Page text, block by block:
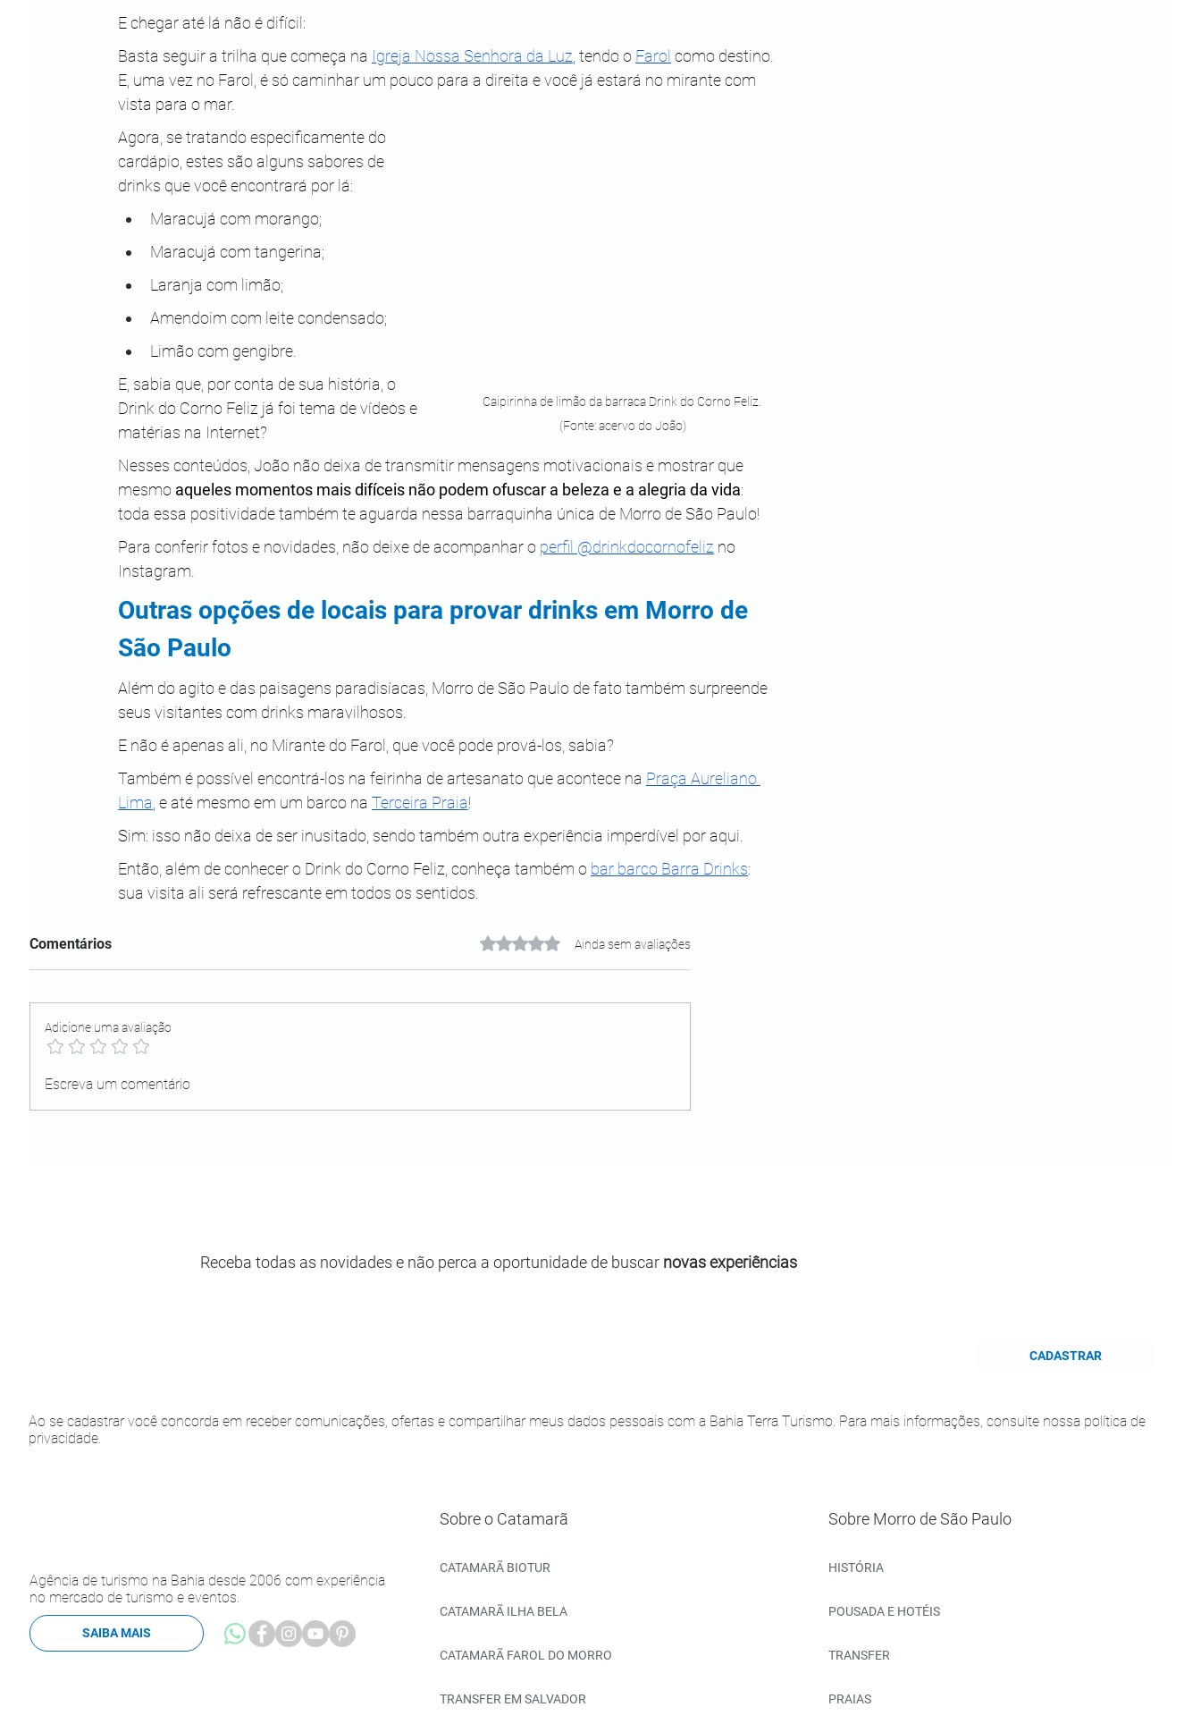
E chegar até lá não é difícil:
Basta seguir a trilha que começa na Igreja Nossa Senhora da Luz , tendo o Farol como destino.
E, uma vez no Farol, é só caminhar um pouco para a direita e você já estará no mirante com
vista para o mar.
Caipirinha de limão da barraca Drink do Corno Feliz.
(Fonte: acervo do João)
Agora, se tratando especificamente do
cardápio, estes são alguns sabores de
drinks que você encontrará por lá:
Maracujá com morango;
Maracujá com tangerina;
Laranja com limão;
Amendoim com leite condensado;
Limão com gengibre.
E, sabia que, por conta de sua história, o
Drink do Corno Feliz já foi tema de vídeos e
matérias na Internet?
Nesses conteúdos, João não deixa de transmitir mensagens motivacionais e mostrar que
mesmo aqueles momentos mais difíceis não podem ofuscar a beleza e a alegria da vida:
toda essa positividade também te aguarda nessa barraquinha única de Morro de São Paulo!
Para conferir fotos e novidades, não deixe de acompanhar o perfil @drinkdocornofeliz no
Instagram.
Outras opções de locais para provar drinks em Morro de
São Paulo
Além do agito e das paisagens paradisíacas, Morro de São Paulo de fato também surpreende
seus visitantes com drinks maravilhosos.
E não é apenas ali, no Mirante do Farol, que você pode prová-los, sabia?
Também é possível encontrá-los na feirinha de artesanato que acontece na Praça Aureliano
Lima , e até mesmo em um barco na Terceira Praia!
Sim: isso não deixa de ser inusitado, sendo também outra experiência imperdível por aqui.
Então, além de conhecer o Drink do Corno Feliz, conheça também o bar barco Barra Drinks:
sua visita ali será refrescante em todos os sentidos.
Comentários Avaliado com 0 de 5 estrelas.
Ainda sem avaliações
Adicione uma avaliação
Escreva um comentário
Agência de turismo na Bahia desde 2006 com experiência
no mercado de turismo e eventos.
SAIBA MAIS
Sobre Morro de São Paulo
HISTÓRIA
POUSADA E HOTÉIS
TRANSFER
PRAIAS
Sobre o Catamarã
CATAMARÃ BIOTUR
CATAMARÃ ILHA BELA
CATAMARÃ FAROL DO MORRO
TRANSFER EM SALVADOR
Receba todas as novidades e não perca a oportunidade de buscar novas experiências
CADASTRAR
Ao se cadastrar você concorda em receber comunicações, ofertas e compartilhar meus dados pessoais com a Bahia Terra Turismo. Para mais informações, consulte nossa política de
privacidade.